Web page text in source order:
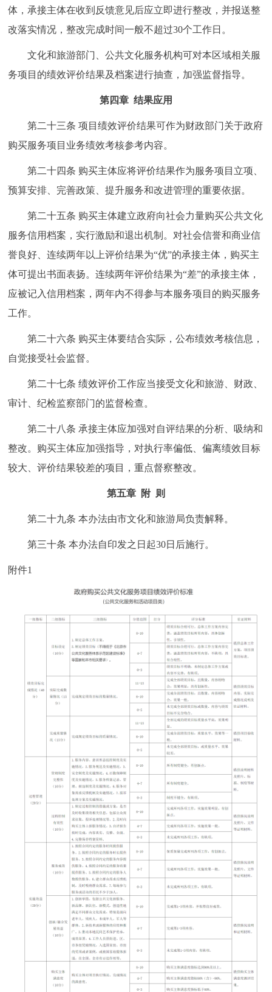
体，承接主体在收到反馈意见后应立即进行整改，并报送整
改落实情况，整改完成时间一般不超过30个工作日。
文化和旅游部门、公共文化服务机构可对本区域相关服
务项目的绩效评价结果及档案进行抽查，加强监督指导。
第四章 结果应用
第二十三条 项目绩效评价结果可作为财政部门关于政府
购买服务项目业务绩效考核参考内容。
第二十四条 购买主体应将评价结果作为服务项目立项、
预算安排、完善政策、提升服务和改进管理的重要依据。
第二十五条 购买主体建立政府向社会力量购买公共文化
服务信用档案，实行激励和退出机制。对社会信誉和商业信
誉良好、连续两年以上评价结果为“优”的承接主体，购买主
体可提出书面表扬。连续两年评价结果为“差”的承接主体，
应被记入信用档案，两年内不得参与本服务项目的购买服务
工作。
第二十六条 购买主体要结合实际，公布绩效考核信息，
自觉接受社会监督。
第二十七条 绩效评价工作应当接受文化和旅游、财政、
审计、纪检监察部门的监督检查。
第二十八条 承接主体应加强对自评结果的分析、吸纳和
整改。购买主体应加强指导，对执行率偏低、偏离绩效目标
较大、评价结果较差的项目，重点督察整改。
第五章 附 则
第二十九条 本办法由市文化和旅游局负责解释。
第三十条 本办法自印发之日起30日后施行。
附件1